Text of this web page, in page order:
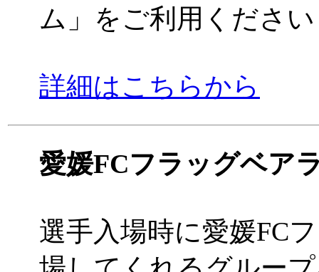
ム」をご利用くださ
詳細はこちらから
愛媛FCフラッグベア
選手入場時に愛媛FC